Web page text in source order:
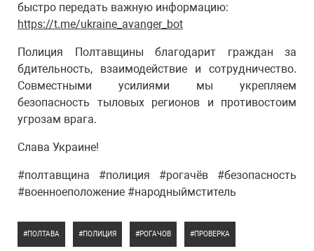
быстро передать важную информацию:
https://t.me/ukraine_avanger_bot
Полиция Полтавщины благодарит граждан за
бдительность, взаимодействие и сотрудничество.
Совместными усилиями мы укрепляем
безопасность тыловых регионов и противостоим
угрозам врага.
Слава Украине!
#полтавщина #полиция #рогачёв #безопасность
#военноеположение #народныймститель
ПОЛТАВА ПОЛИЦИЯ РОГАЧОВ ПРОВЕРКА